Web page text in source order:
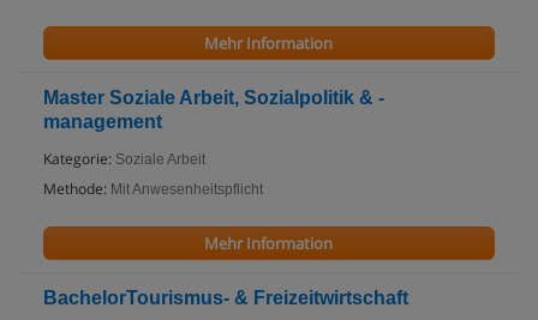
Mehr Information
Master Soziale Arbeit, Sozialpolitik & -
management
Kategorie: Soziale Arbeit
Methode: Mit Anwesenheitspflicht
Mehr Information
BachelorTourismus- & Freizeitwirtschaft